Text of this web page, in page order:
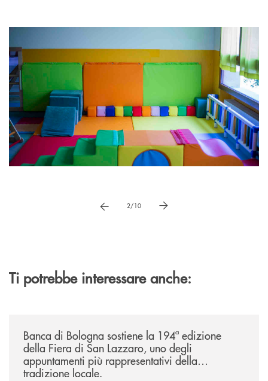
vai a immagne precedente
2/10 vai a immagine successiva
Ti potrebbe interessare anche:
Banca di Bologna sostiene la 194ª edizione
della Fiera di San Lazzaro, uno degli
appuntamenti più rappresentativi della
tradizione locale.